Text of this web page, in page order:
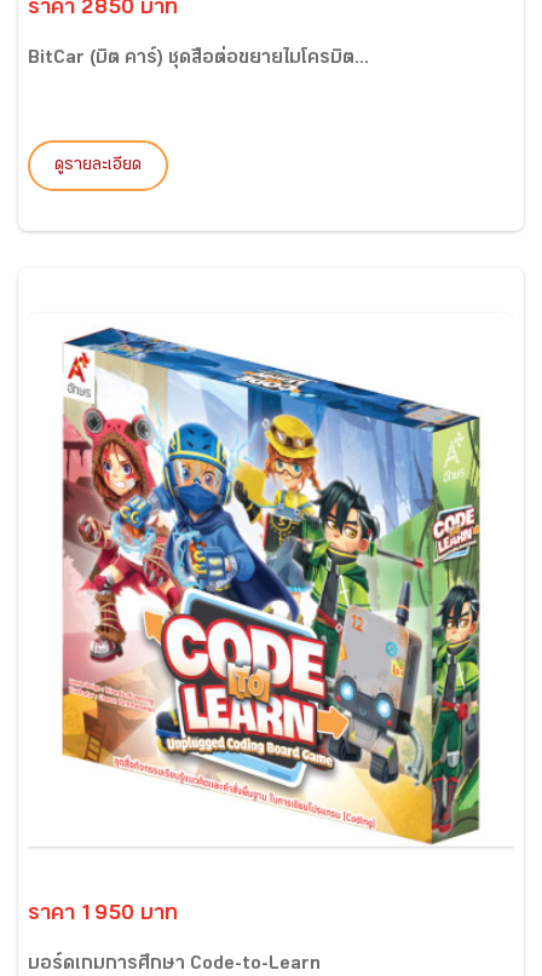
ราคา 2850 บาท
BitCar (บิต คาร์) ชุดสื่อต่อขยายไมโครบิต...
ดูรายละเอียด
ราคา 1950 บาท
บอร์ดเกมการศึกษา Code-to-Learn